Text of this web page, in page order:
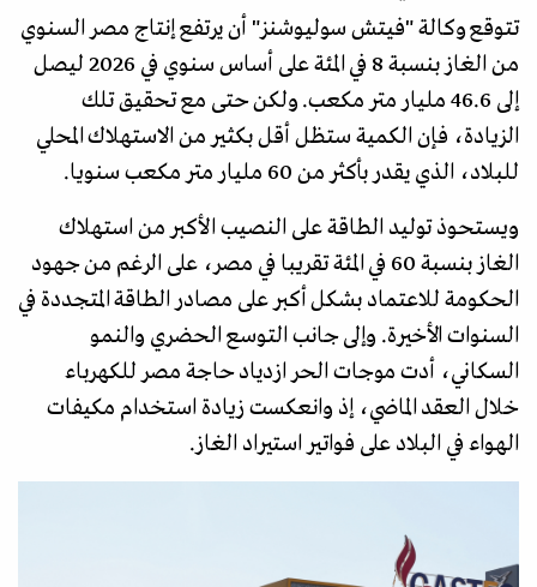
تتوقع وكالة "فيتش سوليوشنز" أن يرتفع إنتاج مصر السنوي
من الغاز بنسبة 8 في المئة على أساس سنوي في 2026 ليصل
إلى 46.6 مليار متر مكعب. ولكن حتى مع تحقيق تلك
الزيادة، فإن الكمية ستظل أقل بكثير من الاستهلاك المحلي
للبلاد، الذي يقدر بأكثر من 60 مليار متر مكعب سنويا.
ويستحوذ توليد الطاقة على النصيب الأكبر من استهلاك
الغاز بنسبة 60 في المئة تقريبا في مصر، على الرغم من جهود
الحكومة للاعتماد بشكل أكبر على مصادر الطاقة المتجددة في
السنوات الأخيرة. وإلى جانب التوسع الحضري والنمو
السكاني، أدت موجات الحر ازدياد حاجة مصر للكهرباء
خلال العقد الماضي، إذ وانعكست زيادة استخدام مكيفات
الهواء في البلاد على فواتير استيراد الغاز.